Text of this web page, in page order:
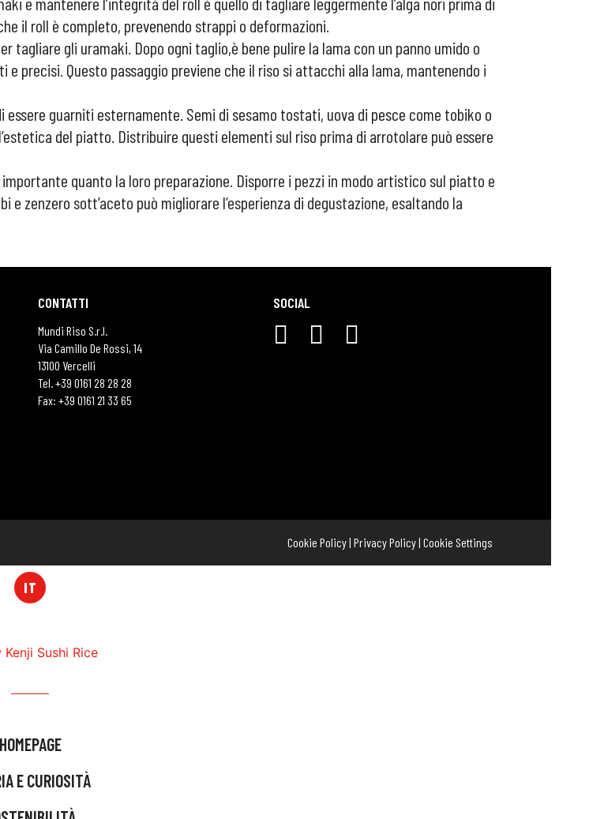
il roll è completo, prevenendo strappi o deformazioni.
gli uramaki. Dopo ogni taglio,è bene pulire la lama con un panno umido o
precisi. Questo passaggio previene che il riso si attacchi alla lama, mantenendo i
guarniti esternamente. Semi di sesamo tostati, uova di pesce come tobiko o
del piatto. Distribuire questi elementi sul riso prima di arrotolare può essere
quanto la loro preparazione. Disporre i pezzi in modo artistico sul piatto e
zenzero sott’aceto può migliorare l’esperienza di degustazione, esaltando la
CONTATTI
Mundi Riso S.r.l.
Via Camillo De Rossi, 14
13100 Vercelli
Tel. +39 0161 28 28 28
Fax: +39 0161 21 33 65
SOCIAL
Cookie Policy| Privacy Policy| Cookie Settings
IT
HOMEPAGE
E CURIOSITÀ